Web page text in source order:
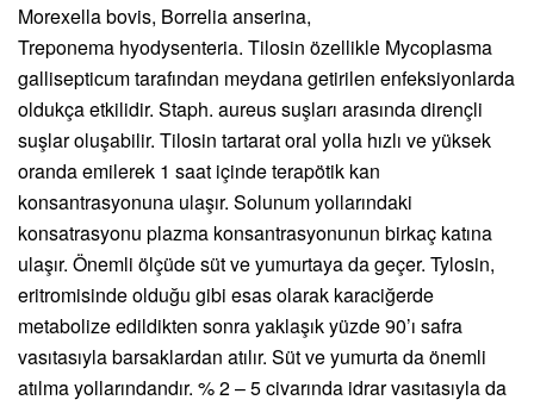
Morexella bovis, Borrelia anserina,
Treponema hyodysenteria. Tilosin özellikle Mycoplasma
gallisepticum tarafından meydana getirilen enfeksiyonlarda
oldukça etkilidir. Staph. aureus suşları arasında dirençli
suşlar oluşabilir. Tilosin tartarat oral yolla hızlı ve yüksek
oranda emilerek 1 saat içinde terapötik kan
konsantrasyonuna ulaşır. Solunum yollarındaki
konsatrasyonu plazma konsantrasyonunun birkaç katına
ulaşır. Önemli ölçüde süt ve yumurtaya da geçer. Tylosin,
eritromisinde olduğu gibi esas olarak karaciğerde
metabolize edildikten sonra yaklaşık yüzde 90’ı safra
vasıtasıyla barsaklardan atılır. Süt ve yumurta da önemli
atılma yollarındandır. % 2 – 5 civarında idrar vasıtasıyla da